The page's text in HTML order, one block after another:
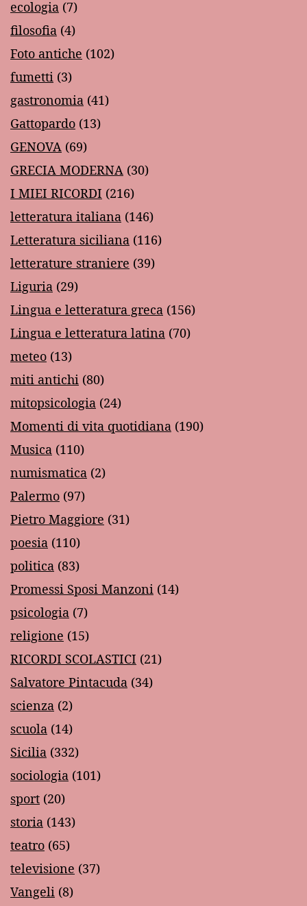
ecologia (7)
filosofia (4)
Foto antiche (102)
fumetti (3)
gastronomia (41)
Gattopardo (13)
GENOVA (69)
GRECIA MODERNA (30)
I MIEI RICORDI (216)
letteratura italiana (146)
Letteratura siciliana (116)
letterature straniere (39)
Liguria (29)
Lingua e letteratura greca (156)
Lingua e letteratura latina (70)
meteo (13)
miti antichi (80)
mitopsicologia (24)
Momenti di vita quotidiana (190)
Musica (110)
numismatica (2)
Palermo (97)
Pietro Maggiore (31)
poesia (110)
politica (83)
Promessi Sposi Manzoni (14)
psicologia (7)
religione (15)
RICORDI SCOLASTICI (21)
Salvatore Pintacuda (34)
scienza (2)
scuola (14)
Sicilia (332)
sociologia (101)
sport (20)
storia (143)
teatro (65)
televisione (37)
Vangeli (8)